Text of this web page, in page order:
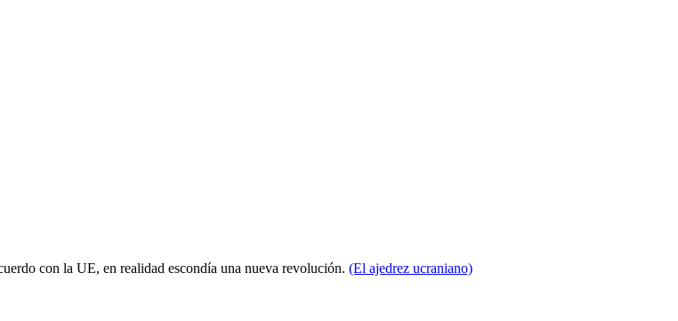
con la UE, en realidad escondía una nueva revolución. (El ajedrez ucraniano)